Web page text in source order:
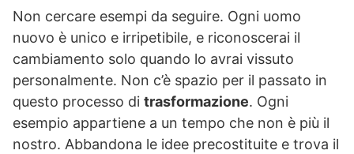
Non cercare esempi da seguire. Ogni uomo
nuovo è unico e irripetibile, e riconoscerai il
cambiamento solo quando lo avrai vissuto
personalmente. Non c’è spazio per il passato in
questo processo di trasformazione. Ogni
esempio appartiene a un tempo che non è più il
nostro. Abbandona le idee precostituite e trova il